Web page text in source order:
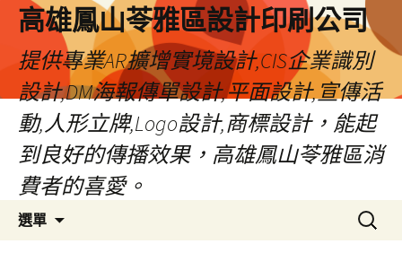
高雄鳳山苓雅區設計印刷公司
提供專業AR擴增實境設計,CIS企業識別
設計,DM海報傳單設計,平面設計,宣傳活
動,人形立牌,Logo設計,商標設計，能起
到良好的傳播效果，高雄鳳山苓雅區消
費者的喜愛。
選單
搜
尋